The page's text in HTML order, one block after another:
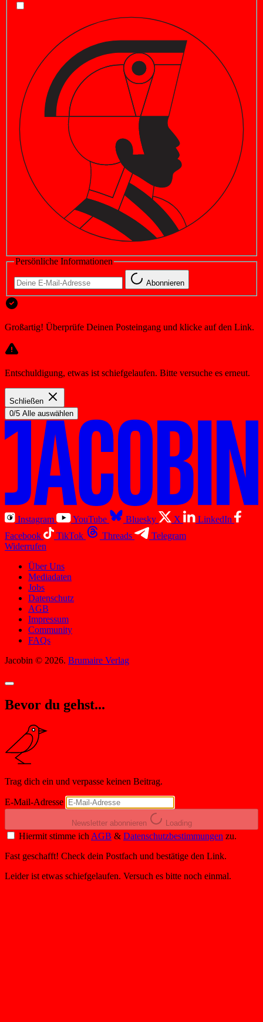
Persönliche Informationen
Abonnieren
Großartig! Überprüfe Deinen Posteingang und klicke auf den Link.
Entschuldigung, etwas ist schiefgelaufen. Bitte versuche es erneut.
Schließen
0/5 Alle auswählen
Instagram YouTube Bluesky X
LinkedIn
Facebook
TikTok Threads
Telegram
Widerrufen
Über Uns
Mediadaten
Jobs
Datenschutz
AGB
Impressum
Community
FAQs
Jacobin © 2026. Brumaire Verlag
Bevor du gehst...
Trag dich ein und verpasse keinen Beitrag.
E-Mail-Adresse
Newsletter abonnieren Loading
Hiermit stimme ich AGB & Datenschutzbestimmungen zu.
Fast geschafft! Check dein Postfach und bestätige den Link.
Leider ist etwas schiefgelaufen. Versuch es bitte noch einmal.